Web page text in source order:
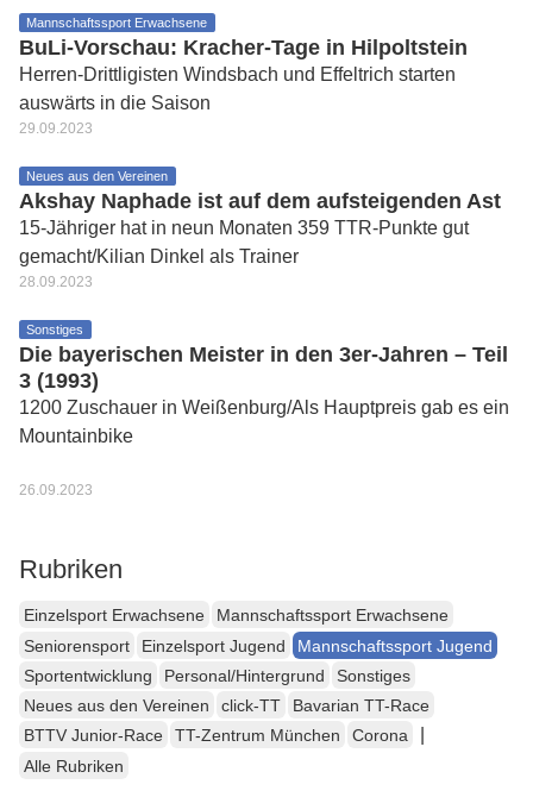
Mannschaftssport Erwachsene
BuLi-Vorschau: Kracher-Tage in Hilpoltstein
Herren-Drittligisten Windsbach und Effeltrich starten
auswärts in die Saison
29.09.2023
Neues aus den Vereinen
Akshay Naphade ist auf dem aufsteigenden Ast
15-Jähriger hat in neun Monaten 359 TTR-Punkte gut
gemacht/Kilian Dinkel als Trainer
28.09.2023
Sonstiges
Die bayerischen Meister in den 3er-Jahren – Teil
3 (1993)
1200 Zuschauer in Weißenburg/Als Hauptpreis gab es ein
Mountainbike
26.09.2023
Rubriken
Einzelsport Erwachsene
Mannschaftssport Erwachsene
Seniorensport
Einzelsport Jugend
Mannschaftssport Jugend
Sportentwicklung
Personal/Hintergrund
Sonstiges
Neues aus den Vereinen
click-TT
Bavarian TT-Race
BTTV Junior-Race
TT-Zentrum München Corona
Alle Rubriken